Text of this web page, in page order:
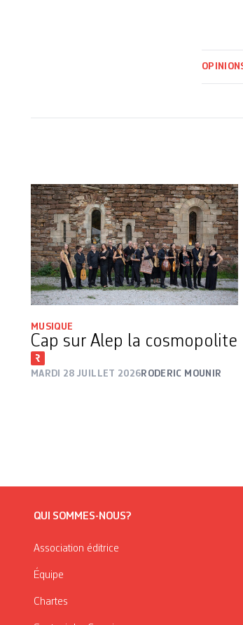
MUSIQUE
Cap sur Alep la cosmopolite
MARDI 28 JUILLET 2026 RODERIC MOUNIR
QUI SOMMES-NOUS?
Association éditrice
Équipe
Chartes